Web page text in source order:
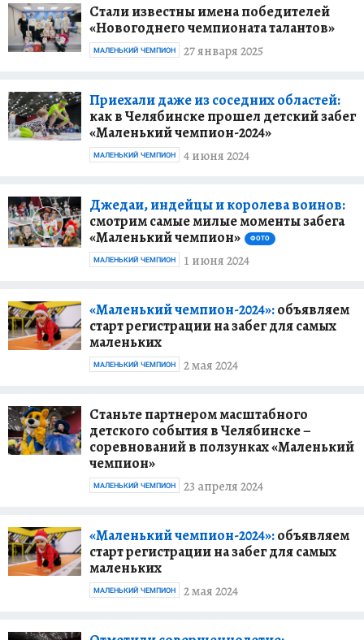
Стали известны имена победителей
«Новогоднего чемпионата талантов»
27 января 2025
МАЛЕНЬКИЙ ЧЕМПИОН
Приехали даже из соседних областей:
как в Челябинске прошел детский забег
«Маленький чемпион-2024»
4 июня 2024
МАЛЕНЬКИЙ ЧЕМПИОН
Джедаи, индейцы и королева воинов:
смотрим самые милые моменты забега
«Маленький чемпион»
ФОТО
1 июня 2024
МАЛЕНЬКИЙ ЧЕМПИОН
«Маленький чемпион-2024»:объявляем
старт регистрации на забег для самых
маленьких
2 мая 2024
МАЛЕНЬКИЙ ЧЕМПИОН
Станьте партнером масштабного
детского события в Челябинске –
соревнований в ползунках «Маленький
чемпион»
23 апреля 2024
МАЛЕНЬКИЙ ЧЕМПИОН
«Маленький чемпион-2024»:объявляем
старт регистрации на забег для самых
маленьких
2 мая 2024
МАЛЕНЬКИЙ ЧЕМПИОН